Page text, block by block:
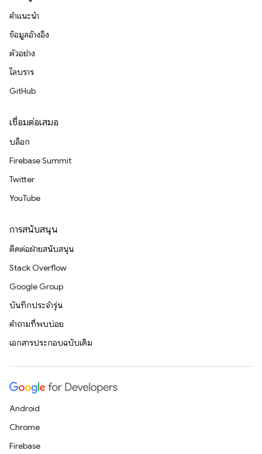
คำแนะนำ
ข้อมูลอ้างอิง
ตัวอย่าง
ไลบรารี
GitHub
เชื่อมต่อเสมอ
บล็อก
Firebase Summit
Twitter
YouTube
การสนับสนุน
ติดต่อฝ่ายสนับสนุน
Stack Overflow
Google Group
บันทึกประจำรุ่น
คำถามที่พบบ่อย
เอกสารประกอบฉบับเดิม
Android
Chrome
Firebase